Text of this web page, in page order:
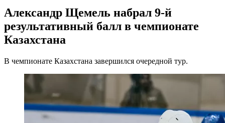
Александр Щемель набрал 9-й
результативный балл в чемпионате
Казахстана
В чемпионате Казахстана завершился очередной тур.